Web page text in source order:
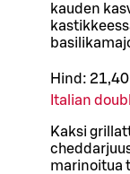
kauden
Hind:
Italian
Kaksi
marinoitua